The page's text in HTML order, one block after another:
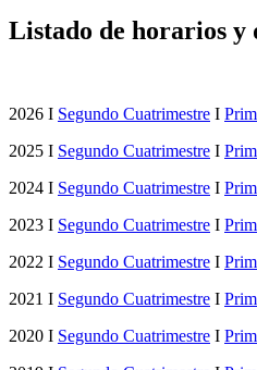
Listado de horarios y
2026 I Segundo Cuatrimestre I
2025 I Segundo Cuatrimestre I
2024 I Segundo Cuatrimestre I
2023 I Segundo Cuatrimestre I
2022 I Segundo Cuatrimestre I
2021 I Segundo Cuatrimestre I
2020 I Segundo Cuatrimestre I